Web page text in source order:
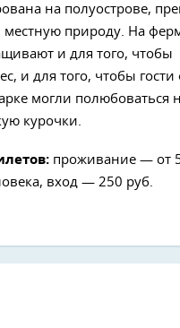
на полуострове,
местную природу. На
и для того, чтобы
и для того, чтобы
могли полюбоваться
курочки.
проживание — от
вход — 250 руб.